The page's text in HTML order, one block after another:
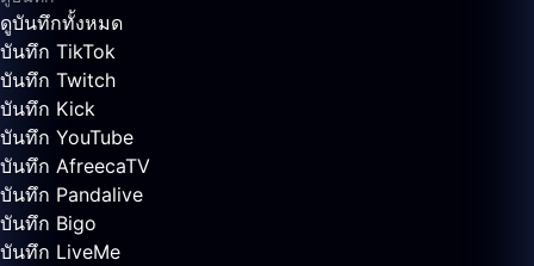
ดูบันทึกทั้งหมด
บันทึก TikTok
บันทึก Twitch
บันทึก Kick
บันทึก YouTube
บันทึก AfreecaTV
บันทึก Pandalive
บันทึก Bigo
บันทึก LiveMe